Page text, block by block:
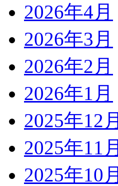
2026年4月
2026年3月
2026年2月
2026年1月
2025年12月
2025年11月
2025年10月